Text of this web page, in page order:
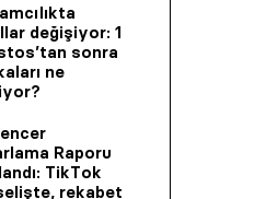
değişiyor: 1
sonra
ne
Raporu
TikTok
rekabet